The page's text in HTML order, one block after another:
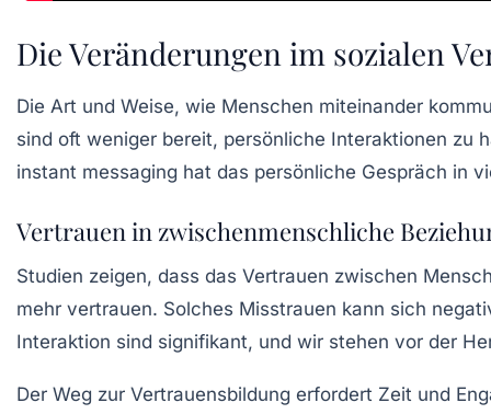
Die Veränderungen im sozialen
Die Art und Weise, wie Menschen miteinander
sind oft weniger bereit, persönliche Interaktionen zu
instant messaging hat das persönliche Gespräch in
Vertrauen in zwischenmenschliche
Studien zeigen, dass das Vertrauen zwischen
mehr vertrauen. Solches Misstrauen kann sich
Interaktion sind signifikant, und wir stehen vor der
Der Weg zur Vertrauensbildung erfordert Zeit und